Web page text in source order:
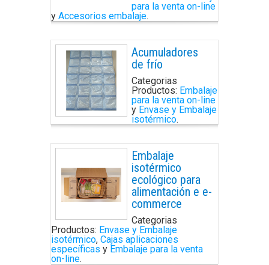
para la venta on-line
y Accesorios embalaje.
Acumuladores
de frío
Categorias
Productos: Embalaje
para la venta on-line
y Envase y Embalaje
isotérmico.
Embalaje
isotérmico
ecológico para
alimentación e e-
commerce
Categorias
Productos: Envase y Embalaje
isotérmico, Cajas aplicaciones
específicas y Embalaje para la venta
on-line.